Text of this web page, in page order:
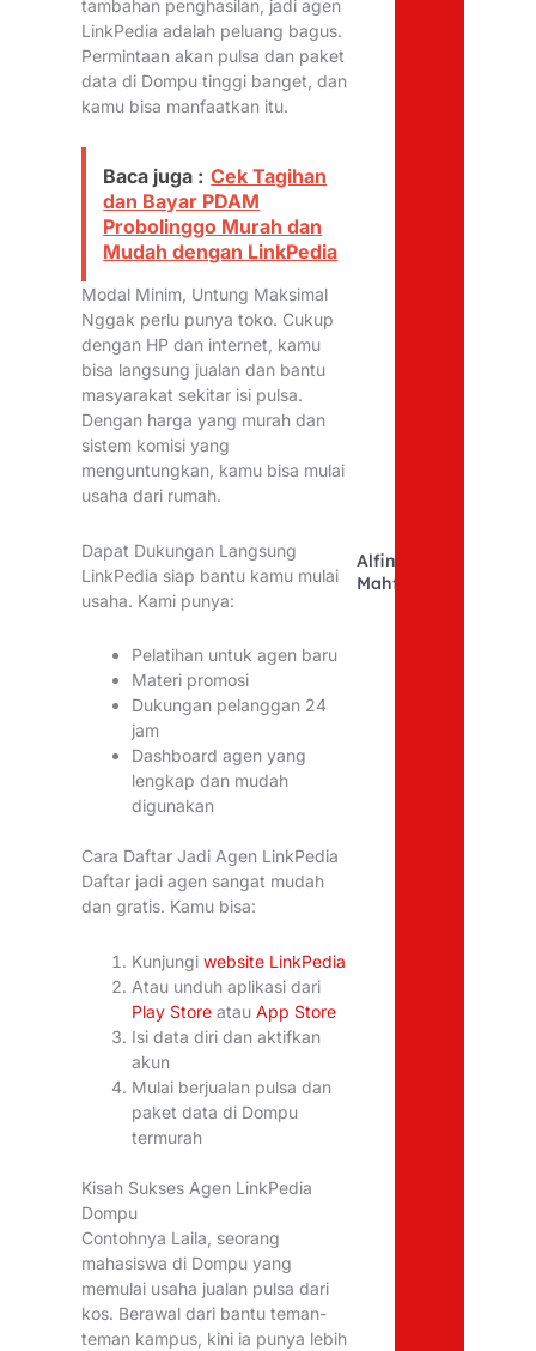
tambahan penghasilan, jadi agen
LinkPedia adalah peluang bagus.
Permintaan akan pulsa dan paket
data di Dompu tinggi banget, dan
kamu bisa manfaatkan itu.
Baca juga : Cek Tagihan
dan Bayar PDAM
Probolinggo Murah dan
Mudah dengan LinkPedia
Modal Minim, Untung Maksimal
Nggak perlu punya toko. Cukup
dengan HP dan internet, kamu
bisa langsung jualan dan bantu
masyarakat sekitar isi pulsa.
Dengan harga yang murah dan
sistem komisi yang
menguntungkan, kamu bisa mulai
usaha dari rumah.
Dapat Dukungan Langsung
LinkPedia siap bantu kamu mulai
usaha. Kami punya:
Pelatihan untuk agen baru
Materi promosi
Dukungan pelanggan 24
jam
Dashboard agen yang
lengkap dan mudah
digunakan
Cara Daftar Jadi Agen LinkPedia
Daftar jadi agen sangat mudah
dan gratis. Kamu bisa:
Kunjungiwebsite LinkPedia
Atau unduh aplikasi dari
Play Store atauApp Store
Isi data diri dan aktifkan
akun
Mulai berjualan pulsa dan
paket data di Dompu
termurah
Kisah Sukses Agen LinkPedia
Dompu
Contohnya Laila, seorang
mahasiswa di Dompu yang
memulai usaha jualan pulsa dari
kos. Berawal dari bantu teman-
teman kampus, kini ia punya lebih
Alfina
Mahfudhoh